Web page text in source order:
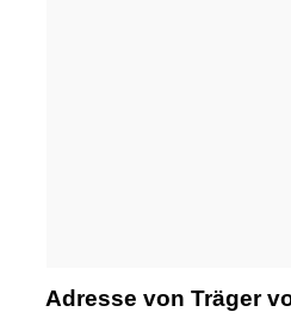
Adresse von Träger